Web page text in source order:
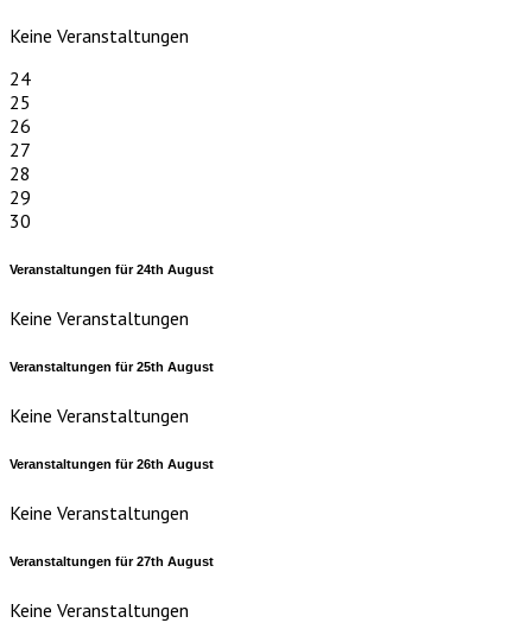
Keine Veranstaltungen
24
25
26
27
28
29
30
Veranstaltungen für24th August
Keine Veranstaltungen
Veranstaltungen für25th August
Keine Veranstaltungen
Veranstaltungen für26th August
Keine Veranstaltungen
Veranstaltungen für27th August
Keine Veranstaltungen